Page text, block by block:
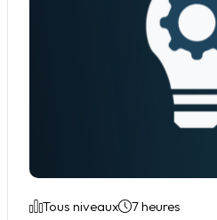
Tous niveaux 7 heures